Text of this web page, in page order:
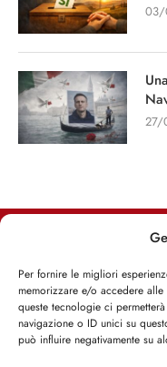
Per fornire le migliori
memorizzare e/o accedere
queste tecnologie ci
navigazione o ID unici su
può influire negativamente su
03/
27/
Iscriviti